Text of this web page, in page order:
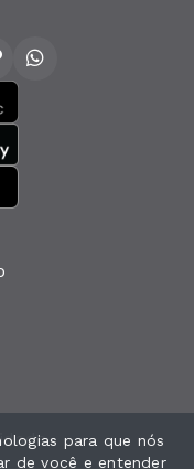
para que nós
de você e entender